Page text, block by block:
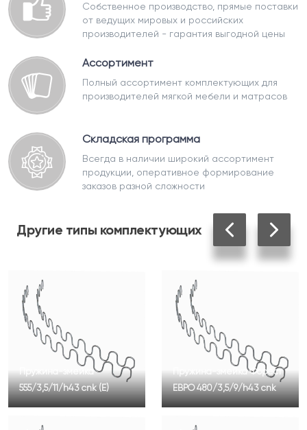
Собственное производство, прямые поставки
от ведущих мировых и российских
производителей - гарантия выгодной цены
Ассортимент
Полный ассортимент комплектующих для
производителей мягкой мебели и матрасов
Складская программа
Всегда в наличии широкий ассортимент
продукции, оперативное формирование
заказов разной сложности
Другие типы комплектующих
Пружина-змейка
555/3,5/11/h43 cnk (Е)
Пружина-змейка Форест
ЕВРО 480/3,5/9/h43 cnk